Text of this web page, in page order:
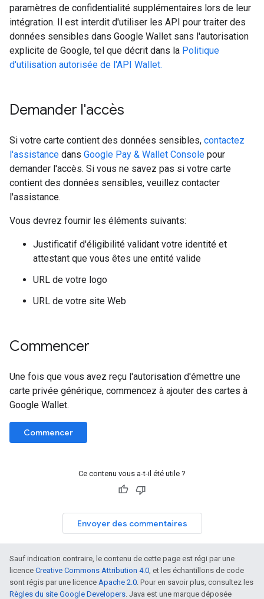
paramètres de confidentialité supplémentaires lors de leur
intégration. Il est interdit d'utiliser les API pour traiter des
données sensibles dans Google Wallet sans l'autorisation
explicite de Google, tel que décrit dans la Politique
d'utilisation autorisée de l'API Wallet.
Demander l'accès
Si votre carte contient des données sensibles, contactez
l'assistance dans Google Pay & Wallet Console pour
demander l'accès. Si vous ne savez pas si votre carte
contient des données sensibles, veuillez contacter
l'assistance.
Vous devrez fournir les éléments suivants:
Justificatif d'éligibilité validant votre identité et
attestant que vous êtes une entité valide
URL de votre logo
URL de votre site Web
Commencer
Une fois que vous avez reçu l'autorisation d'émettre une
carte privée générique, commencez à ajouter des cartes à
Google Wallet.
Commencer
Ce contenu vous a-t-il été utile ?
Envoyer des commentaires
Sauf indication contraire, le contenu de cette page est régi par une
licence Creative Commons Attribution 4.0, et les échantillons de code
sont régis par une licence Apache 2.0. Pour en savoir plus, consultez les
Règles du site Google Developers. Java est une marque déposée